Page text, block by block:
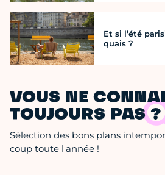
Et si l’été
quais ?
VOUS NE
TOUJOURS PAS ?
Sélection des bons plans
coup toute l'année !